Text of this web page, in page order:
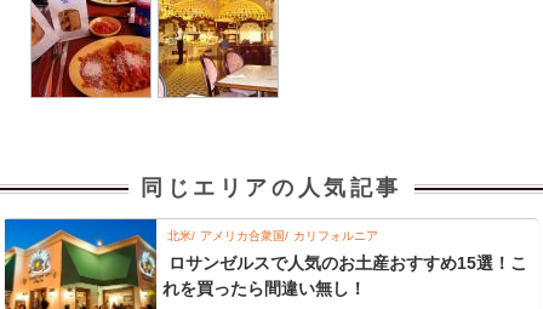
同じエリアの人気記事
北米 アメリカ合衆国 カリフォルニア
ロサンゼルスで人気のお土産おすすめ15選！こ
れを買ったら間違い無し！